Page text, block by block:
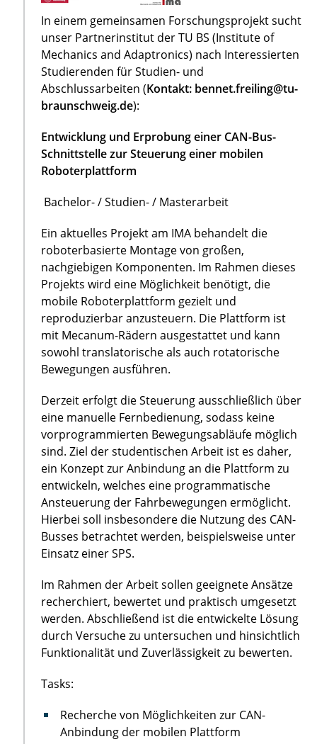
In einem gemeinsamen Forschungsprojekt sucht
unser Partnerinstitut der TU BS (Institute of
Mechanics and Adaptronics) nach Interessierten
Studierenden für Studien- und
Abschlussarbeiten (Kontakt: bennet.freiling@tu-
braunschweig.de):
Entwicklung und Erprobung einer CAN-Bus-
Schnittstelle zur Steuerung einer mobilen
Roboterplattform
Bachelor- / Studien- / Masterarbeit
Ein aktuelles Projekt am IMA behandelt die
roboterbasierte Montage von großen,
nachgiebigen Komponenten. Im Rahmen dieses
Projekts wird eine Möglichkeit benötigt, die
mobile Roboterplattform gezielt und
reproduzierbar anzusteuern. Die Plattform ist
mit Mecanum-Rädern ausgestattet und kann
sowohl translatorische als auch rotatorische
Bewegungen ausführen.
Derzeit erfolgt die Steuerung ausschließlich über
eine manuelle Fernbedienung, sodass keine
vorprogrammierten Bewegungsabläufe möglich
sind. Ziel der studentischen Arbeit ist es daher,
ein Konzept zur Anbindung an die Plattform zu
entwickeln, welches eine programmatische
Ansteuerung der Fahrbewegungen ermöglicht.
Hierbei soll insbesondere die Nutzung des CAN-
Busses betrachtet werden, beispielsweise unter
Einsatz einer SPS.
Im Rahmen der Arbeit sollen geeignete Ansätze
recherchiert, bewertet und praktisch umgesetzt
werden. Abschließend ist die entwickelte Lösung
durch Versuche zu untersuchen und hinsichtlich
Funktionalität und Zuverlässigkeit zu bewerten.
Tasks:
Recherche von Möglichkeiten zur CAN-
Anbindung der mobilen Plattform